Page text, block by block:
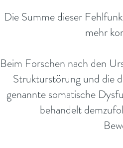
Die Summe dieser
mehr
Beim Forschen nach den
Strukturstörung und die
genannte somatische
behandelt